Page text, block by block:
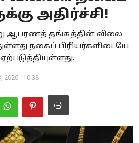
அதிர்ச்சி!
ஆபரணத் தங்கத்தின் விலை
நகைப் பிரியர்களிடையே
2026 - 10:38